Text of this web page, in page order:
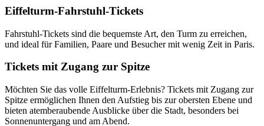
Eiffelturm-Fahrstuhl-Tickets
Fahrstuhl-Tickets sind die bequemste Art, den Turm zu erreichen,
und ideal für Familien, Paare und Besucher mit wenig Zeit in Paris.
Tickets mit Zugang zur Spitze
Möchten Sie das volle Eiffelturm-Erlebnis? Tickets mit Zugang zur
Spitze ermöglichen Ihnen den Aufstieg bis zur obersten Ebene und
bieten atemberaubende Ausblicke über die Stadt, besonders bei
Sonnenuntergang und am Abend.